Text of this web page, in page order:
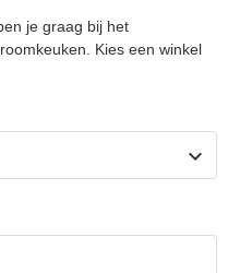
je graag bij het
Kies een winkel